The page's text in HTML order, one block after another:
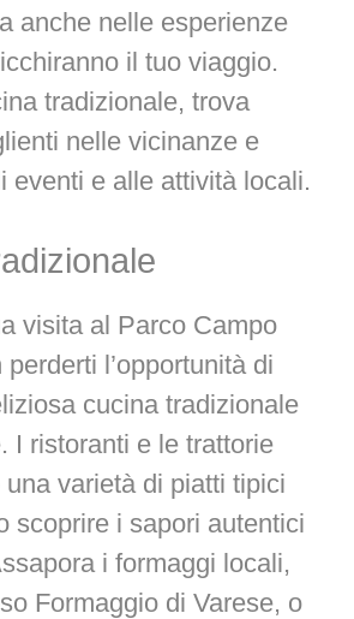
anche nelle esperienze
il tuo viaggio.
tradizionale, trova
nelle vicinanze e
eventi e alle attività locali.
visita al Parco Campo
l’opportunità di
cucina tradizionale
I ristoranti e le trattorie
varietà di piatti tipici
scoprire i sapori autentici
i formaggi locali,
Formaggio di Varese, o